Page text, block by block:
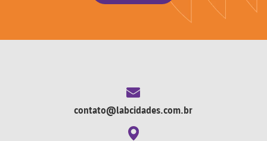
contato@labcidades.com.br